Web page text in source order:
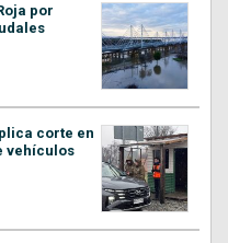
por
corte en
vehículos